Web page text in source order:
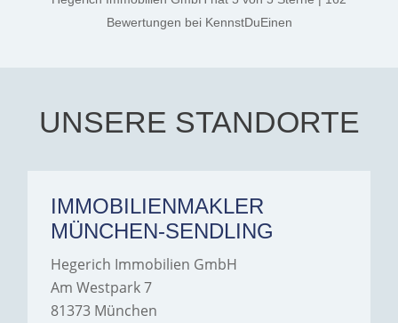
the credit goes to Amelie
Jamrowâ€”she was
exceptionally professional,
Hegerich Immobilien to
anyone looking for a home.
Bewertungen bei KennstDuEinen
UNSERE STANDORTE
IMMOBILIENMAKLER
MÜNCHEN-SENDLING
Hegerich Immobilien GmbH
Am Westpark 7
81373 München